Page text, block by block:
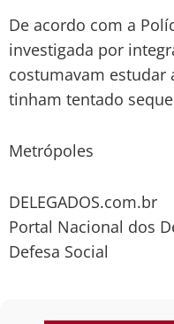
De acordo com a
investigada por
costumavam estudar
tinham tentado
Metrópoles
DELEGADOS.com.br
Portal Nacional dos
Defesa Social